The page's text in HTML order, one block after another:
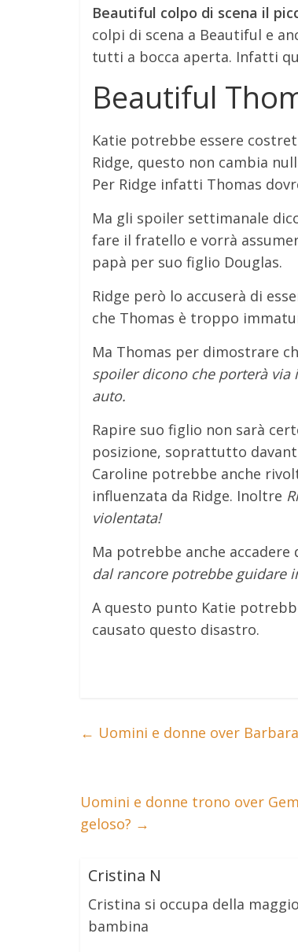
Beautiful colpo di scena il
colpi di scena a Beautiful e
tutti a bocca aperta. Infatti
Beautiful
Katie potrebbe essere
Ridge, questo non cambia
Per Ridge infatti Thomas
Ma gli spoiler settimanale
fare il fratello e vorrà
papà per suo figlio Douglas.
Ridge però lo accuserà di
che Thomas è troppo
Ma Thomas per dimostrare
spoiler dicono che porterà
auto.
Rapire suo figlio non sarà
posizione, soprattutto
Caroline potrebbe anche
influenzata da Ridge. Inoltre
violentata!
Ma potrebbe anche
dal rancore potrebbe guidare
A questo punto Katie
causato questo disastro.
← Uomini e donne over
Uomini e donne trono over
geloso? →
Cristina N
Cristina si occupa della
bambina